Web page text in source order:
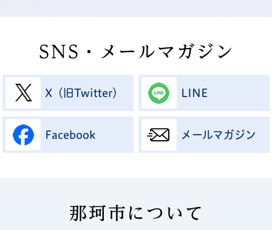
2026年8月4日 New!
議会だよりを更新
2026年8月3日 New!
なかっこ・キッズクラブギャラリー2026
2026年8月3日 New!
那珂市生活支援商品券「いぃ那珂PAY」の
SNS・メールマガジン
X（旧Twitter） LINE
Facebook メールマガジン
那珂市について